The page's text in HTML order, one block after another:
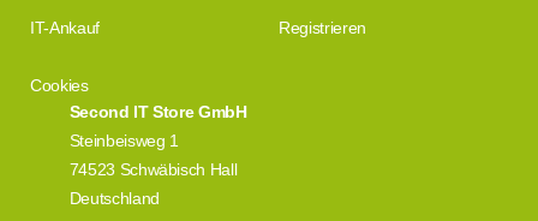
Second IT Store GmbH
Steinbeisweg 1
74523 Schwäbisch Hall
Deutschland
IT-Ankauf Registrieren
Cookies